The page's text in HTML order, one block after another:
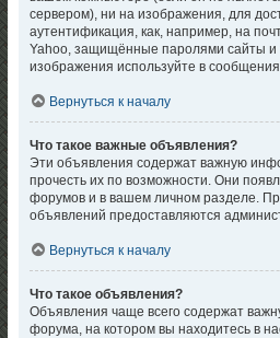
сервером), ни на изображения, для
аутентификация, как, например, на
Yahoo, защищённые паролями сайты и
изображения используйте в
Вернуться к началу
Что такое важные объявления?
Эти объявления содержат важную
прочесть их по возможности. Они
форумов и в вашем личном разделе.
объявлений предоставляются
Вернуться к началу
Что такое объявления?
Объявления чаще всего содержат
форума, на котором вы находитесь в